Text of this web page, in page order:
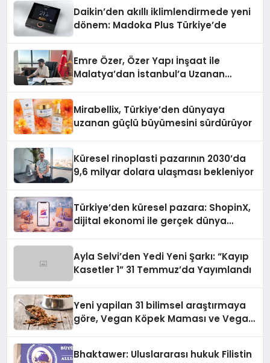
Daikin’den akıllı iklimlendirmede yeni
dönem: Madoka Plus Türkiye’de
Emre Özer, Özer Yapı İnşaat ile
Malatya’dan İstanbul’a Uzanan
Mirabellix, Türkiye’den dünyaya
uzanan güçlü büyümesini sürdürüyor
Küresel rinoplasti pazarının 2030’da
9,6 milyar dolara ulaşması bekleniyor
Türkiye’den küresel pazara: ShopinX,
dijital ekonomi ile gerçek dünya
Ayla Selvi’den Yedi Yeni Şarkı: “Kayıp
Kasetler 1” 31 Temmuz’da Yayımlandı
Yeni yapilan 31 bilimsel araştırmaya
göre, Vegan Köpek Maması ve Vegan
Bhaktawer: Uluslararası hukuk Filistin